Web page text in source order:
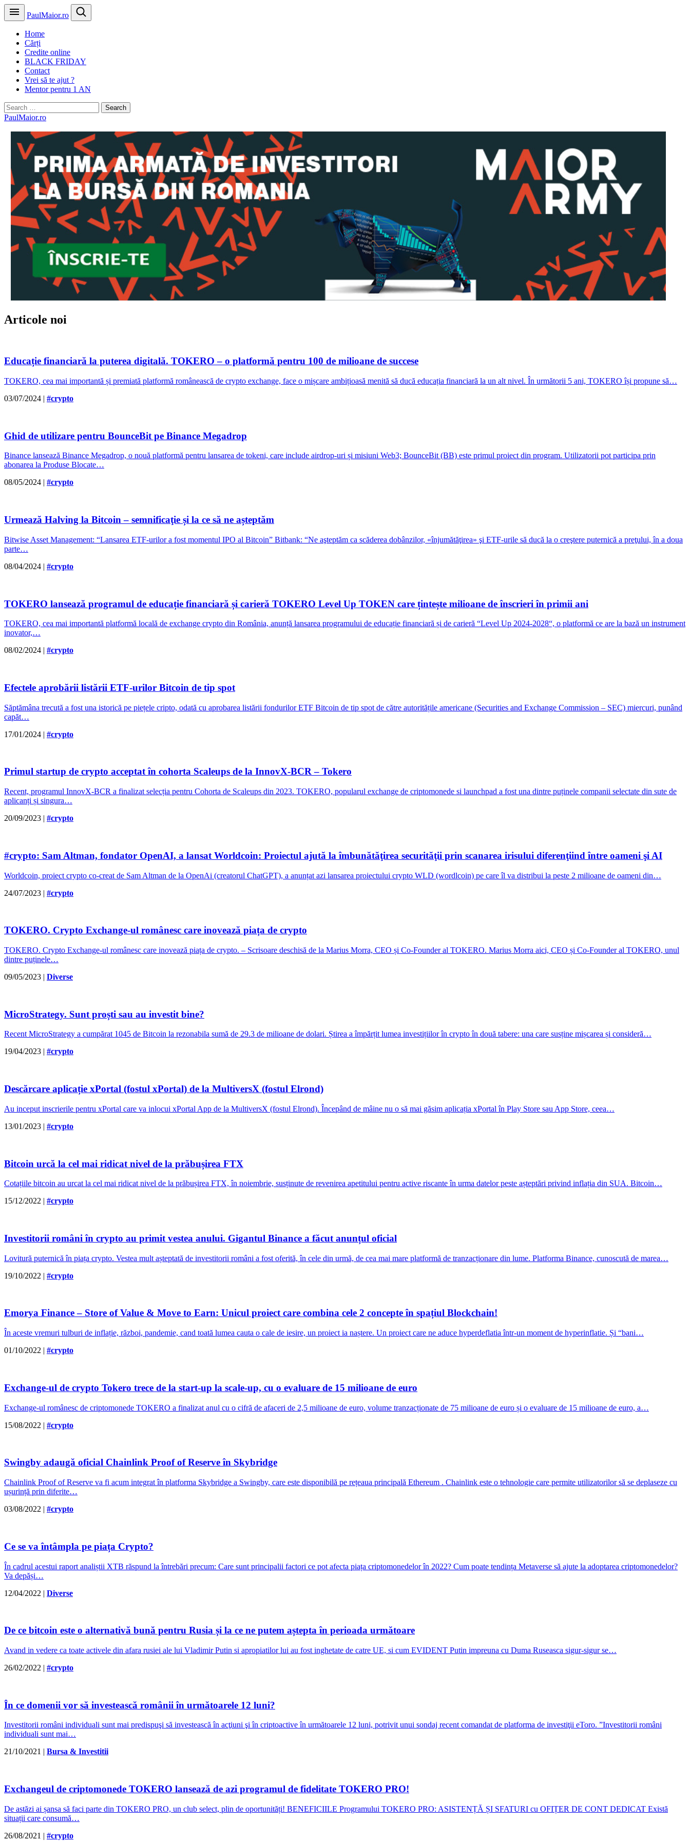
PaulMaior.ro
Home
Cărți
Credite online
BLACK FRIDAY
Contact
Vrei să te ajut ?
Mentor pentru 1 AN
Search
for:
PaulMaior.ro
Articole noi
Educație financiară la puterea digitală. TOKERO – o platformă pentru 100 de milioane de succese
TOKERO, cea mai importantă și premiată platformă românească de crypto exchange, face o mișcare ambițioasă menită să ducă educația financiară la un alt nivel. În următorii 5 ani, TOKERO își propune să…
03/07/2024 | #crypto
Ghid de utilizare pentru BounceBit pe Binance Megadrop
Binance lansează Binance Megadrop, o nouă platformă pentru lansarea de tokeni, care include airdrop-uri și misiuni Web3; BounceBit (BB) este primul proiect din program. Utilizatorii pot participa prin
abonarea la Produse Blocate…
08/05/2024 | #crypto
Urmează Halving la Bitcoin – semnificaţie și la ce să ne așteptăm
Bitwise Asset Management: “Lansarea ETF-urilor a fost momentul IPO al Bitcoin” Bitbank: “Ne aşteptăm ca scăderea dobânzilor, «înjumătăţirea» şi ETF-urile să ducă la o creştere puternică a preţului, în a doua
parte…
08/04/2024 | #crypto
TOKERO lansează programul de educație financiară și carieră TOKERO Level Up TOKEN care țintește milioane de înscrieri în primii ani
TOKERO, cea mai importantă platformă locală de exchange crypto din România, anunță lansarea programului de educație financiară și de carieră “Level Up 2024-2028“, o platformă ce are la bază un instrument
inovator,…
08/02/2024 | #crypto
Efectele aprobării listării ETF-urilor Bitcoin de tip spot
Săptămâna trecută a fost una istorică pe piețele cripto, odată cu aprobarea listării fondurilor ETF Bitcoin de tip spot de către autoritățile americane (Securities and Exchange Commission – SEC) miercuri, punând
capăt…
17/01/2024 | #crypto
Primul startup de crypto acceptat în cohorta Scaleups de la InnovX-BCR – Tokero
Recent, programul InnovX-BCR a finalizat selecția pentru Cohorta de Scaleups din 2023. TOKERO, popularul exchange de criptomonede si launchpad a fost una dintre puținele companii selectate din sute de
aplicanți și singura…
20/09/2023 | #crypto
#crypto: Sam Altman, fondator OpenAI, a lansat Worldcoin: Proiectul ajută la îmbunătăţirea securităţii prin scanarea irisului diferenţiind între oameni şi AI
Worldcoin, proiect crypto co-creat de Sam Altman de la OpenAi (creatorul ChatGPT), a anunțat azi lansarea proiectului crypto WLD (wordlcoin) pe care îl va distribui la peste 2 milioane de oameni din…
24/07/2023 | #crypto
TOKERO. Crypto Exchange-ul românesc care inovează piața de crypto
TOKERO. Crypto Exchange-ul românesc care inovează piața de crypto. – Scrisoare deschisă de la Marius Morra, CEO și Co-Founder al TOKERO. Marius Morra aici, CEO și Co-Founder al TOKERO, unul
dintre puținele…
09/05/2023 | Diverse
MicroStrategy. Sunt proști sau au investit bine?
Recent MicroStrategy a cumpărat 1045 de Bitcoin la rezonabila sumă de 29.3 de milioane de dolari. Știrea a împărțit lumea investițiilor în crypto în două tabere: una care susține mișcarea și consideră…
19/04/2023
#crypto
Descărcare aplicație xPortal (fostul xPortal) de la MultiversX (fostul Elrond)
Au inceput inscrierile pentru xPortal care va inlocui xPortal App de la MultiversX (fostul Elrond). Începând de mâine nu o să mai găsim aplicația xPortal în Play Store sau App Store, ceea…
13/01/2023 | #crypto
Bitcoin urcă la cel mai ridicat nivel de la prăbușirea FTX
Cotațiile bitcoin au urcat la cel mai ridicat nivel de la prăbușirea FTX, în noiembrie, susținute de revenirea apetitului pentru active riscante în urma datelor peste așteptări privind inflația din SUA. Bitcoin…
15/12/2022 | #crypto
Investitorii români în crypto au primit vestea anului. Gigantul Binance a făcut anunțul oficial
Lovitură puternică în piața crypto. Vestea mult așteptată de investitorii români a fost oferită, în cele din urmă, de cea mai mare platformă de tranzacționare din lume. Platforma Binance, cunoscută de marea…
19/10/2022 | #crypto
Emorya Finance – Store of Value & Move to Earn: Unicul proiect care combina cele 2 concepte în spațiul Blockchain!
În aceste vremuri tulburi de inflație, război, pandemie, cand toată lumea cauta o cale de iesire, un proiect ia naștere. Un proiect care ne aduce hyperdeflatia într-un moment de hyperinflatie. Și “bani…
01/10/2022 | #crypto
Exchange-ul de crypto Tokero trece de la start-up la scale-up, cu o evaluare de 15 milioane de euro
Exchange-ul românesc de criptomonede TOKERO a finalizat anul cu o cifră de afaceri de 2,5 milioane de euro, volume tranzacționate de 75 milioane de euro și o evaluare de 15 milioane de euro, a…
15/08/2022 | #crypto
Swingby adaugă oficial Chainlink Proof of Reserve în Skybridge
Chainlink Proof of Reserve va fi acum integrat în platforma Skybridge a Swingby, care este disponibilă pe rețeaua principală Ethereum . Chainlink este o tehnologie care permite utilizatorilor să se deplaseze cu
ușurință prin diferite…
03/08/2022 | #crypto
Ce se va întâmpla pe piața Crypto?
În cadrul acestui raport analiștii XTB răspund la întrebări precum: Care sunt principalii factori ce pot afecta piața criptomonedelor în 2022? Cum poate tendința Metaverse să ajute la adoptarea criptomonedelor?
Va depăși…
12/04/2022 | Diverse
De ce bitcoin este o alternativă bună pentru Rusia și la ce ne putem aștepta în perioada următoare
Avand in vedere ca toate activele din afara rusiei ale lui Vladimir Putin si apropiatilor lui au fost inghetate de catre UE, si cum EVIDENT Putin impreuna cu Duma Ruseasca sigur-sigur se…
26/02/2022 | #crypto
În ce domenii vor să investească românii în următoarele 12 luni?
Investitorii români individuali sunt mai predispuşi să investească în acţiuni şi în criptoactive în următoarele 12 luni, potrivit unui sondaj recent comandat de platforma de investiţii eToro. ”Investitorii români
individuali sunt mai…
21/10/2021 | Bursa & Investitii
Exchangeul de criptomonede TOKERO lansează de azi programul de fidelitate TOKERO PRO!
De astăzi ai șansa să faci parte din TOKERO PRO, un club select, plin de oportunități! BENEFICIILE Programului TOKERO PRO: ASISTENȚĂ ȘI SFATURI cu OFIȚER DE CONT DEDICAT Există
situații care consumă…
26/08/2021 | #crypto